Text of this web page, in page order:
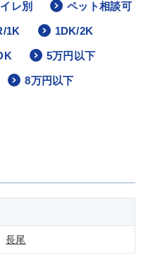
レ別 ペット相談可
1K 1DK/2K
5万円以下
8万円以下
長尾